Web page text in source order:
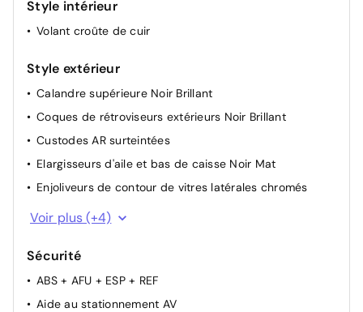
Rétroviseurs extérieurs rabattables électriquement
avec éclairage d'accueil
Sièges conducteur et passager réglables en hauteur
Suspension Citroen Advanced Comfort
Volant réglable en hauteur et en profondeur
Style intérieur
Volant croûte de cuir
Style extérieur
Calandre supérieure Noir Brillant
Coques de rétroviseurs extérieurs Noir Brillant
Custodes AR surteintées
Elargisseurs d'aile et bas de caisse Noir Mat
Enjoliveurs de contour de vitres latérales chromés
Feux diurnes à LED avec clignotants à LED
Poignées de portes extérieures Noir Brillant
Sabots de protection Aluminium Brillant
Voir plus (+4)
Sécurité
ABS + AFU + ESP + REF
Aide au stationnement AV